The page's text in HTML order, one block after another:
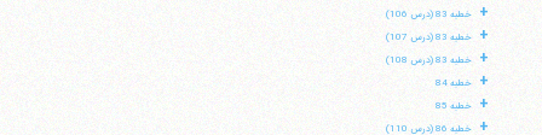
+ خطبه 83 (درس 106)
+ خطبه 83 (درس 107)
+ خطبه 83 (درس 108)
+ خطبه 84
+ خطبه 85
+ خطبه 86 (درس 110)